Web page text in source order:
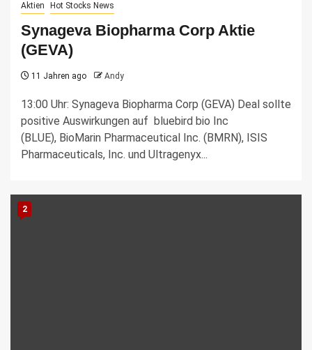
Aktien Hot Stocks News
Synageva Biopharma Corp Aktie
(GEVA)
11 Jahren ago Andy
13:00 Uhr: Synageva Biopharma Corp (GEVA) Deal sollte
positive Auswirkungen auf bluebird bio Inc
(BLUE), BioMarin Pharmaceutical Inc. (BMRN), ISIS
Pharmaceuticals, Inc. und Ultragenyx...
2